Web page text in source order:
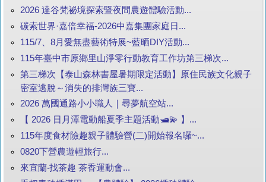
2026 達谷梵祕境探索暨夜間農遊體驗活動...
碳索世界·嘉倍幸福-2026中嘉集團家庭日...
115/7、8月愛無盡藝術特展~藍晒DIY活動...
115年臺中市原鄉里山淨零行動教育工作坊第三梯次...
第三梯次【泰山森林書屋暑期限定活動】原住民族文化親子
密室逃脫～消失的排灣族三寶...
2026 萬國通路小小職人｜尋夢航空站...
【 2026 日月潭電動船夏季主題活動🛥️💫 】...
115年度食材險趣親子體驗營(二)開始報名囉~...
0820下營農遊輕旅行...
來宜蘭‧找茶趣 茶香運動會...